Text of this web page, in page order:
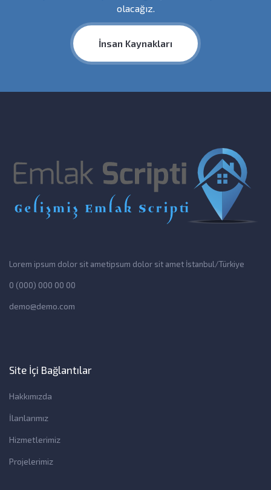
olacağız.
İnsan Kaynakları
Lorem ipsum dolor sit ametipsum dolor sit amet İstanbul/Türkiye
0 (000) 000 00 00
demo@demo.com
Site İçi Bağlantılar
Hakkımızda
İlanlarımız
Hizmetlerimiz
Projelerimiz